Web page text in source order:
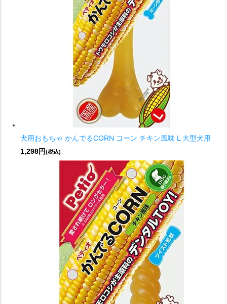
犬用おもちゃ かんでるCORN コーン チキン風味 L 大型犬用
1,298円(税込)